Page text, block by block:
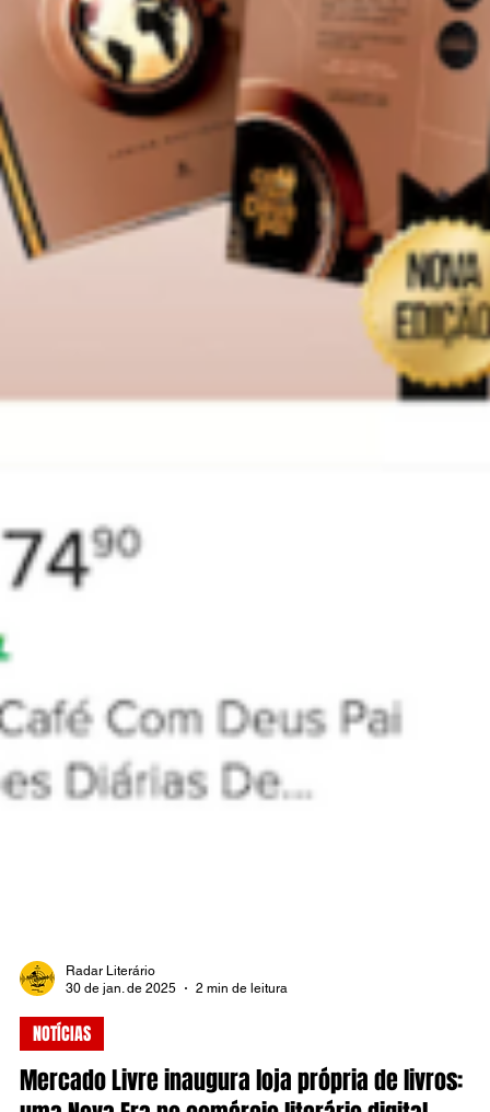
Radar Literário
30 de jan. de 2025
NOTÍCIAS